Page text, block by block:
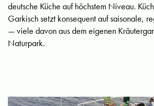
deutsche Küche auf höchstem Niveau.
Garkisch setzt konsequent auf saisonale,
— viele davon aus dem eigenen
Naturpark.